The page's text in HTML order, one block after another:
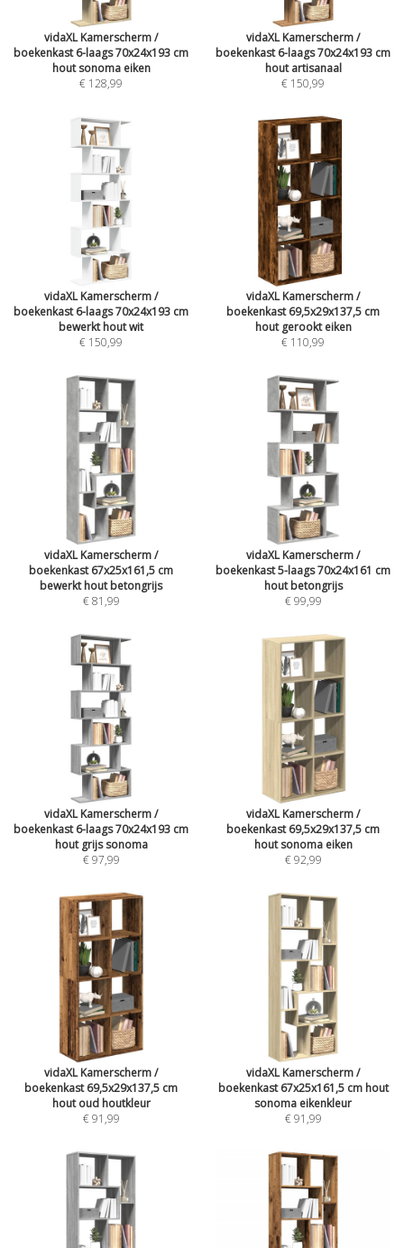
vidaXL Kamerscherm /
boekenkast 6-laags 70x24x193 cm
hout sonoma eiken
€ 128,99
vidaXL Kamerscherm /
boekenkast 6-laags 70x24x193 cm
hout artisanaal
€ 150,99
vidaXL Kamerscherm /
boekenkast 6-laags 70x24x193 cm
bewerkt hout wit
€ 150,99
vidaXL Kamerscherm /
boekenkast 69,5x29x137,5 cm
hout gerookt eiken
€ 110,99
vidaXL Kamerscherm /
boekenkast 67x25x161,5 cm
bewerkt hout betongrijs
€ 81,99
vidaXL Kamerscherm /
boekenkast 5-laags 70x24x161 cm
hout betongrijs
€ 99,99
vidaXL Kamerscherm /
boekenkast 6-laags 70x24x193 cm
hout grijs sonoma
€ 97,99
vidaXL Kamerscherm /
boekenkast 69,5x29x137,5 cm
hout sonoma eiken
€ 92,99
vidaXL Kamerscherm /
boekenkast 69,5x29x137,5 cm
hout oud houtkleur
€ 91,99
vidaXL Kamerscherm /
boekenkast 67x25x161,5 cm hout
sonoma eikenkleur
€ 91,99